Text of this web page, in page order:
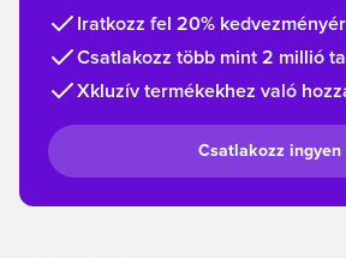
Iratkozz fel 20%
Csatlakozz több mint 2 millió
Xkluzív termékekhez való
Csatlakozz ingyen